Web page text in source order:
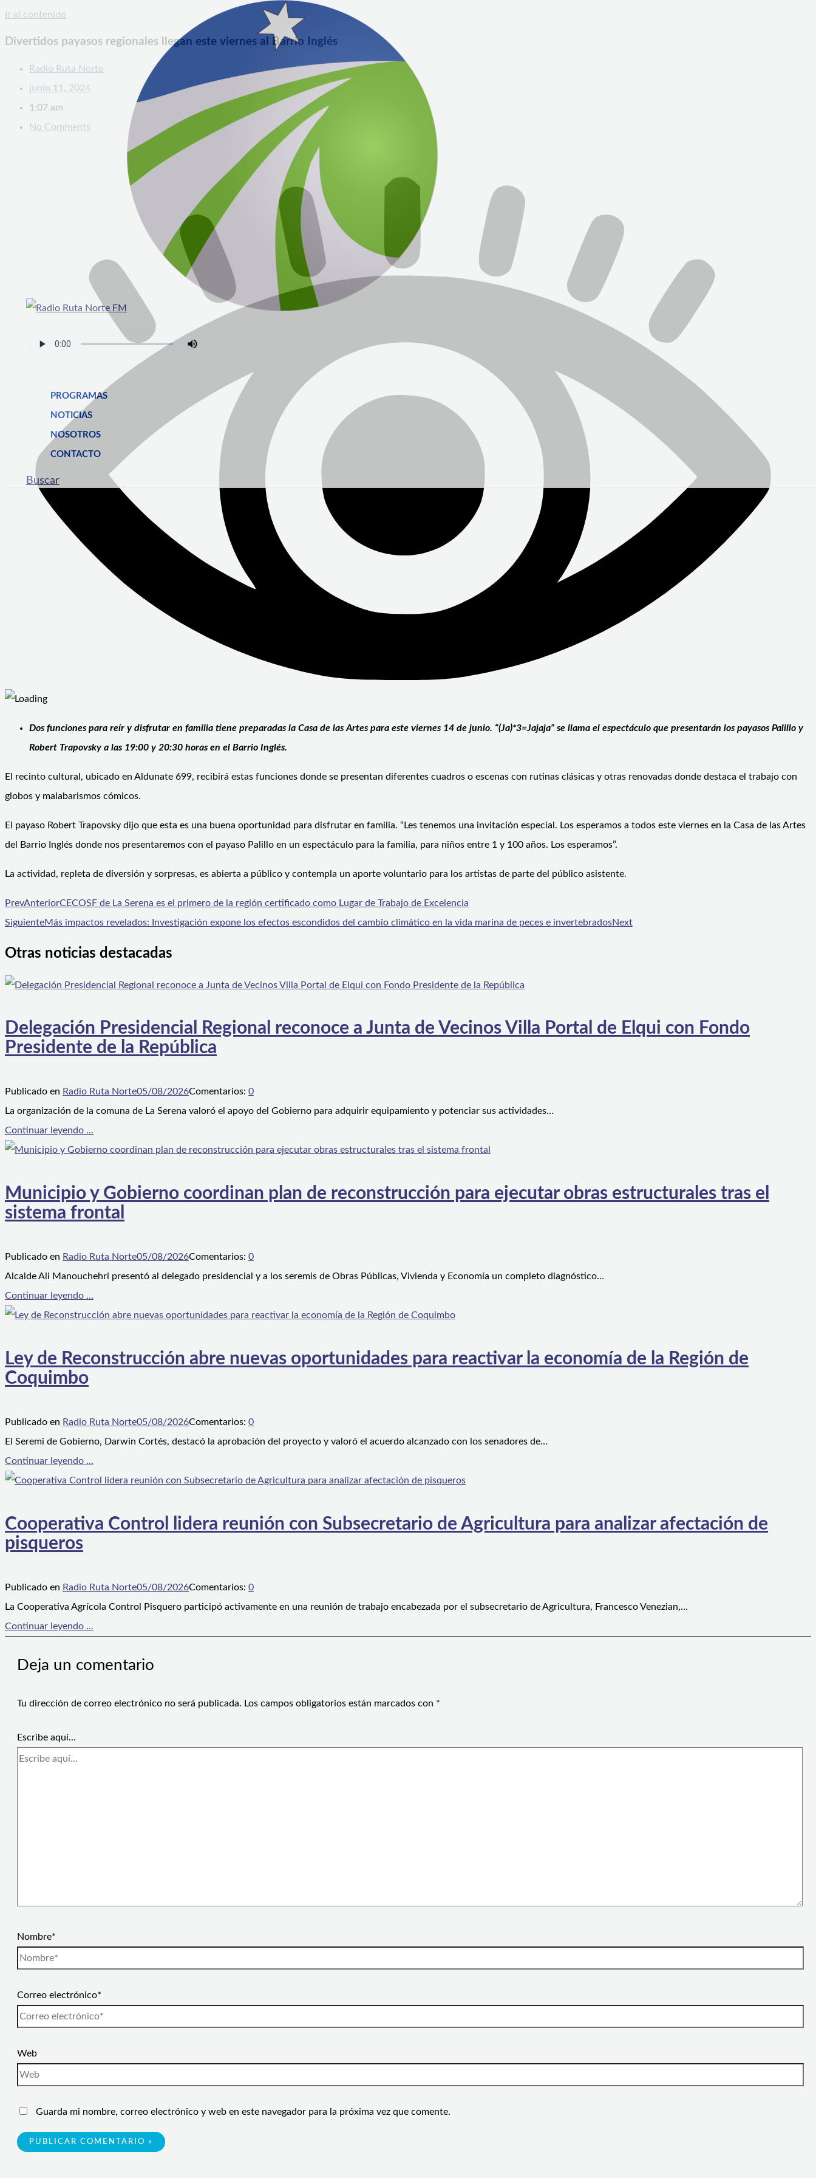
Ir al contenido
PROGRAMAS
NOTICIAS
NOSOTROS
CONTACTO
Buscar
Divertidos payasos regionales llegan este viernes al Barrio Inglés
Radio Ruta Norte
junio 11, 2024
1:07 am
No Comments
Dos funciones para reír y disfrutar en familia tiene preparadas la Casa de las Artes para este viernes 14 de junio. “(Ja)*3=Jajaja” se llama el espectáculo que presentarán los payasos Palillo y
Robert Trapovsky a las 19:00 y 20:30 horas en el Barrio Inglés.
El recinto cultural, ubicado en Aldunate 699, recibirá estas funciones donde se presentan diferentes cuadros o escenas con rutinas clásicas y otras renovadas donde destaca el trabajo con
globos y malabarismos cómicos.
El payaso Robert Trapovsky dijo que esta es una buena oportunidad para disfrutar en familia. “Les tenemos una invitación especial. Los esperamos a todos este viernes en la Casa de las Artes
del Barrio Inglés donde nos presentaremos con el payaso Palillo en un espectáculo para la familia, para niños entre 1 y 100 años. Los esperamos”.
La actividad, repleta de diversión y sorpresas, es abierta a público y contempla un aporte voluntario para los artistas de parte del público asistente.
PrevAnteriorCECOSF de La Serena es el primero de la región certificado como Lugar de Trabajo de Excelencia
SiguienteMás impactos revelados: Investigación expone los efectos escondidos del cambio climático en la vida marina de peces e invertebradosNext
Otras noticias destacadas
Delegación Presidencial Regional reconoce a Junta de Vecinos Villa Portal de Elqui con Fondo
Presidente de la República
Publicado en Radio Ruta Norte05/08/2026Comentarios: 0
La organización de la comuna de La Serena valoró el apoyo del Gobierno para adquirir equipamiento y potenciar sus actividades…
Continuar leyendo ...
Municipio y Gobierno coordinan plan de reconstrucción para ejecutar obras estructurales tras el
sistema frontal
Publicado en Radio Ruta Norte05/08/2026Comentarios: 0
Alcalde Ali Manouchehri presentó al delegado presidencial y a los seremis de Obras Públicas, Vivienda y Economía un completo diagnóstico…
Continuar leyendo ...
Ley de Reconstrucción abre nuevas oportunidades para reactivar la economía de la Región de
Coquimbo
Publicado en Radio Ruta Norte05/08/2026Comentarios: 0
El Seremi de Gobierno, Darwin Cortés, destacó la aprobación del proyecto y valoró el acuerdo alcanzado con los senadores de…
Continuar leyendo ...
Cooperativa Control lidera reunión con Subsecretario de Agricultura para analizar afectación de
pisqueros
Publicado en Radio Ruta Norte05/08/2026Comentarios: 0
La Cooperativa Agrícola Control Pisquero participó activamente en una reunión de trabajo encabezada por el subsecretario de Agricultura, Francesco Venezian,…
Continuar leyendo ...
Deja un comentario
Tu dirección de correo electrónico no será publicada. Los campos obligatorios están marcados con *
Escribe aquí...
Nombre*
Correo electrónico*
Web
Guarda mi nombre, correo electrónico y web en este navegador para la próxima vez que comente.